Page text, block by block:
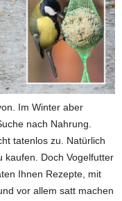
Im Winter aber
nach Nahrung.
tatenlos zu. Natürlich
kaufen. Doch Vogelfutter
Ihnen Rezepte, mit
vor allem satt machen